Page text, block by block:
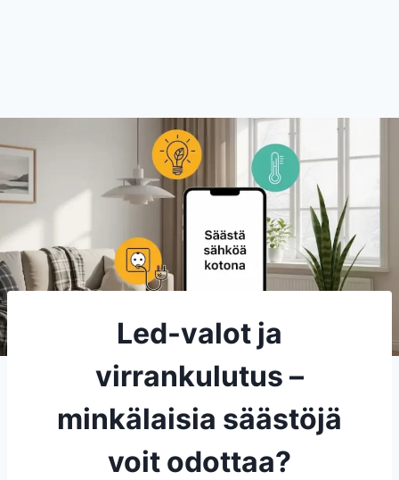
Led-valot ja
virrankulutus –
minkälaisia säästöjä
voit odottaa?